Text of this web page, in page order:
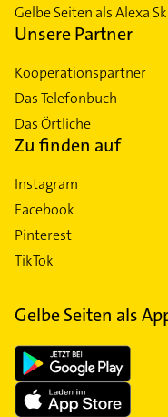
Gelbe Seiten als Alexa
Unsere Partner
Kooperationspartner
Das Telefonbuch
Das Örtliche
Zu finden auf
Instagram
Facebook
Pinterest
TikTok
Gelbe Seiten als